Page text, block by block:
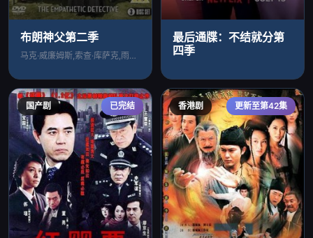
布朗神父第二季
马克·威廉姆斯,索查·库萨克,雨果·斯皮
最后通牒：不结就分第
四季
国产剧 已完结 香港剧 更新至第42集